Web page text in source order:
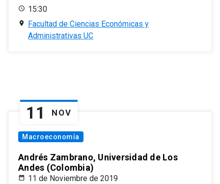
15:30
Facultad de Ciencias Económicas y
Administrativas UC
11 NOV
Macroeconomía
Andrés Zambrano, Universidad de Los
Andes (Colombia)
11 de Noviembre de 2019